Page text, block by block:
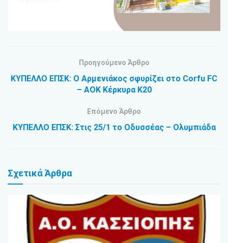
Προηγούμενο Άρθρο
ΚYΠEΛΛO EΠΣK: Ο Αρμενιάκος σφυρίζει στο Corfu FC
– ΑΟΚ Κέρκυρα Κ20
Επόμενο Άρθρο
ΚΥΠΕΛΛΟ ΕΠΣΚ: Στις 25/1 το Οδυσσέας – Ολυμπιάδα
ΣχετικάΆρθρα